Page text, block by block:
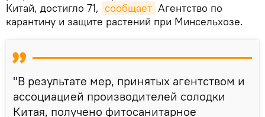
Китай, достигло 71, сообщает Агентство по
карантину и защите растений при Минсельхозе.
"В результате мер, принятых агентством и
ассоциацией производителей солодки
Китая, получено фитосанитарное